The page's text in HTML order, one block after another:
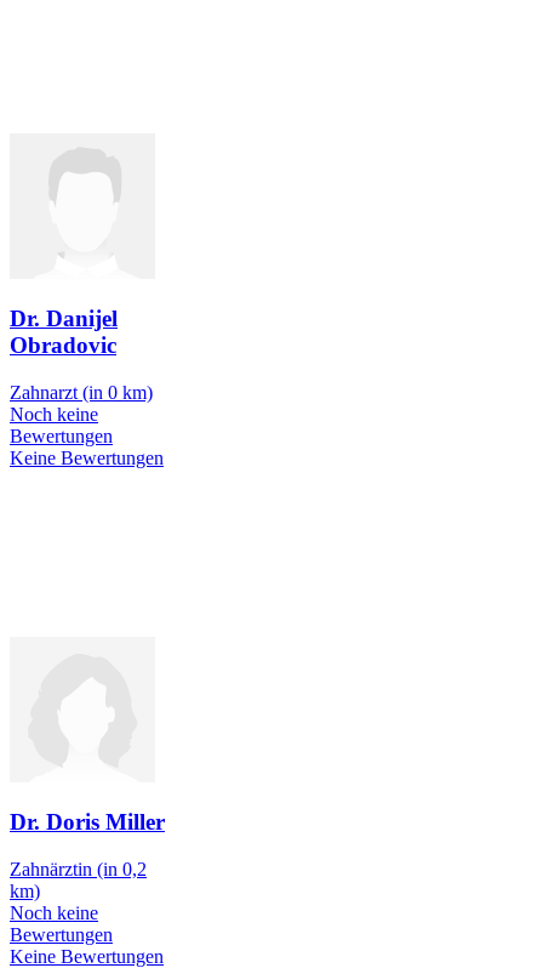
Dr. Danijel
Obradovic
Zahnarzt (in 0 km)
Noch keine
Bewertungen
Keine Bewertungen
Dr. Doris Miller
Zahnärztin (in 0,2
km)
Noch keine
Bewertungen
Keine Bewertungen